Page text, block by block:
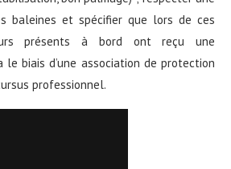
baleines et spécifier que lors de ces
présents à bord ont reçu une
biais d’une association de protection
professionnel.